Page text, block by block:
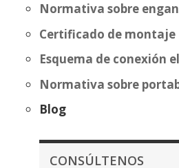
Normativa sobre
Certificado de montaje
Esquema de conexión
Normativa sobre
Blog
CONSÚLTENOS